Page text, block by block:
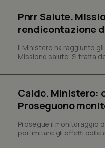
Pnrr Salute.
rendicontazione
Il Ministero ha raggiunto
Missione salute. Si tratta
Caldo. Ministero:
Proseguono
Prosegue il monitoraggio
per limitare gli effetti delle
tracking-sites-
_ga